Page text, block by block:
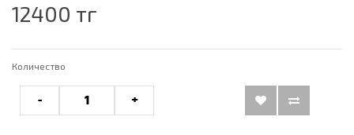
12400 тг
Количество
- +